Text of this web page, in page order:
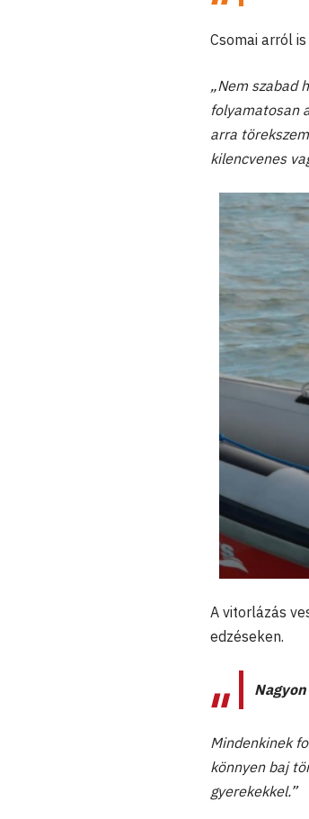
Csomai arról
„Nem szabad
folyamatosan
arra
kilencvenes
A vitorlázás
edzéseken.
Mindenkinek
könnyen baj
gyerekekkel.”